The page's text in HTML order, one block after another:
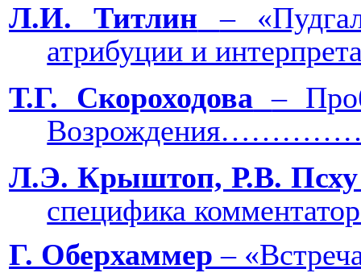
Л.И. Титлин
‒
атрибуции и
Т.Г. Скороходова ‒
Л.Э. Крыштоп, Р.В. Псху
специфика
Г. Оберхаммер‒